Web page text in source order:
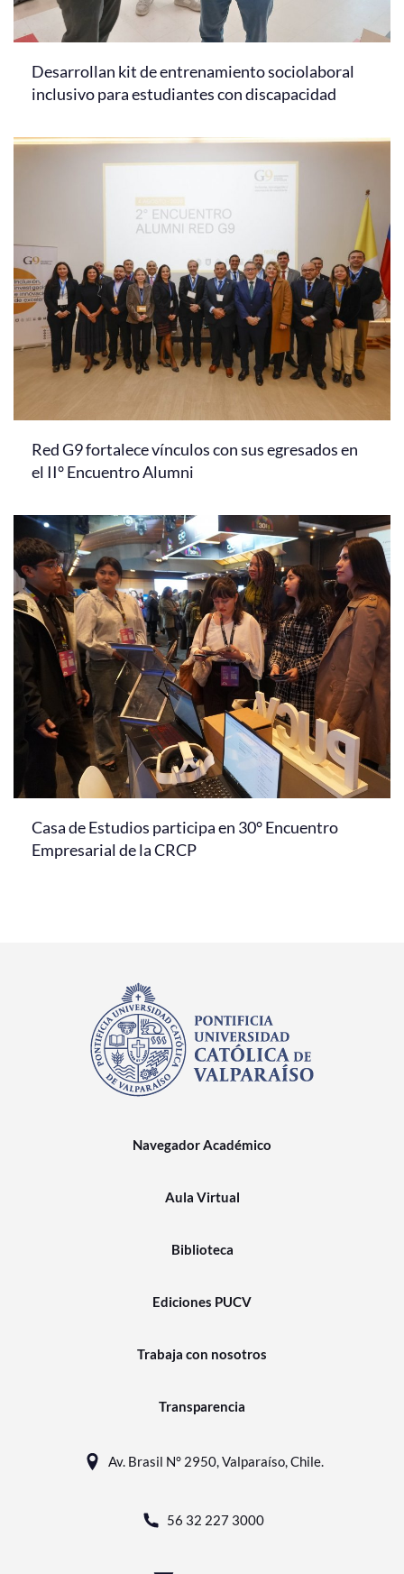
Desarrollan kit de entrenamiento sociolaboral
inclusivo para estudiantes con discapacidad
Red G9 fortalece vínculos con sus egresados en
el II° Encuentro Alumni
Casa de Estudios participa en 30° Encuentro
Empresarial de la CRCP
Navegador Académico
Aula Virtual
Biblioteca
Ediciones PUCV
Trabaja con nosotros
Transparencia
Av. Brasil N° 2950, Valparaíso, Chile.
56 32 227 3000